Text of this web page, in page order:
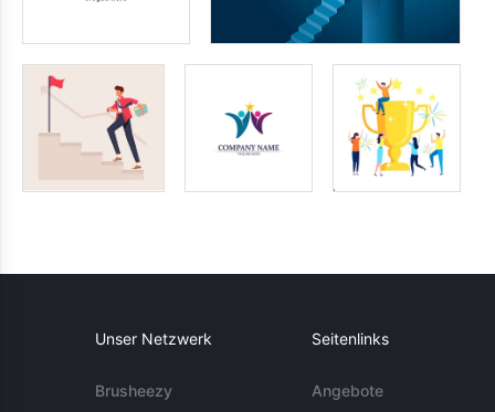
Unser Netzwerk
Brusheezy
Seitenlinks
Angebote